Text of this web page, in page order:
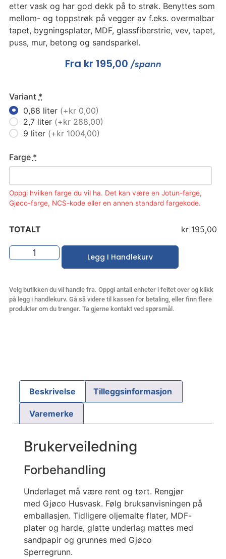
etter vask og har god dekk på to strøk. Benyttes som
mellom- og toppstrøk på vegger av f.eks. overmalbar
tapet, bygningsplater, MDF, glassfiberstrie, vev, tapet,
puss, mur, betong og sandsparkel.
Fra kr 195,00 /spann
Variant *
0,68 liter (+kr 0,00)
2,7 liter (+kr 288,00)
9 liter (+kr 1004,00)
Farge *
Oppgi hvilken farge du vil ha. Det kan være en Jotun-farge,
Gjøco-farge, NCS-kode eller en annen standard fargekode.
TOTALT kr 195,00
Legg I Handlekurv
Velg butikken du vil handle fra. Oppgi antall enheter i feltet over og klikk
på legg i handlekurv. Gå så videre til kassen for betaling, eller finn flere
produkter om du trenger. Ta gjerne kontakt ved spørsmål.
Beskrivelse Tilleggsinformasjon
Varemerke
Brukerveiledning
Forbehandling
Underlaget må være rent og tørt. Rengjør
med Gjøco Husvask. Følg bruksanvisningen på
emballasjen. Tidligere oljemalte flater, MDF-
plater og harde, glatte underlag mattes med
sandpapir og grunnes med Gjøco
Sperregrunn.